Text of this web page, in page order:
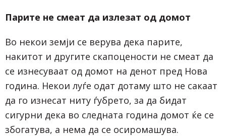
Парите не смеат да излезат од домот
Во некои земји се верува дека парите,
накитот и другите скапоцености не смеат да
се изнесуваат од домот на денот пред Нова
година. Некои луѓе одат дотаму што не сакаат
да го изнесат ниту ѓубрето, за да бидат
сигурни дека во следната година домот ќе се
збогатува, а нема да се осиромашува.